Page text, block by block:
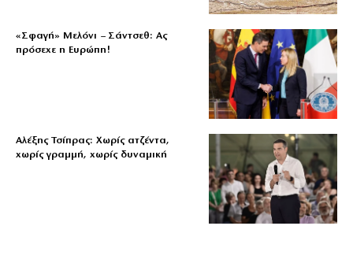
«Σφαγή» Μελόνι – Σάντσεθ: Ας
πρόσεχε η Ευρώπη!
Αλέξης Τσίπρας: Χωρίς ατζέντα,
χωρίς γραμμή, χωρίς δυναμική